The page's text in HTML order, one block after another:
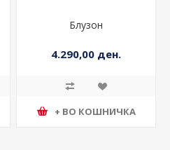
Блузон
4.290,00 ден.
+ ВО КОШНИЧКА